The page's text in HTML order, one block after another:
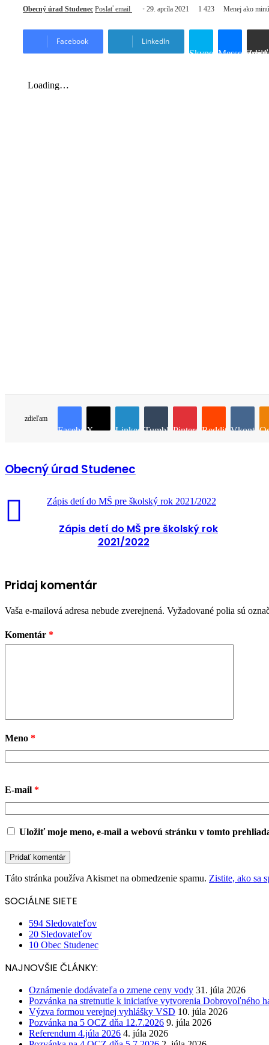
Obecný úrad Studenec Poslať email 29. apríla 2021 1 423 Menej ako
Facebook
LinkedIn
Skype Messenger
Zdieľať prostredníctvom e-mailu
zdieľam
Facebook
X LinkedInTumblr PinterestReddit
Obecný úrad Studenec
Zápis detí do MŠ pre školský rok 2021/2022
Zápis detí do MŠ pre školský rok
2021/2022
Pridaj komentár
Vaša e-mailová adresa nebude zverejnená. Vyžadované polia sú
Komentár *
Meno *
E-mail *
Uložiť moje meno, e-mail a webovú stránku v tomto
Táto stránka používa Akismet na obmedzenie spamu. Zistite, ako sa
SOCIÁLNE SIETE
594 Sledovateľov
20 Sledovateľov
10 Obec Studenec
NAJNOVŠIE ČLÁNKY:
Oznámenie dodávateľa o zmene ceny vody 31. júla 2026
Pozvánka na stretnutie k iniciatíve vytvorenia Dobrovoľného
Výzva formou verejnej vyhlášky VSD 10. júla 2026
Pozvánka na 5 OCZ dňa 12.7.2026 9. júla 2026
Referendum 4.júla 2026 4. júla 2026